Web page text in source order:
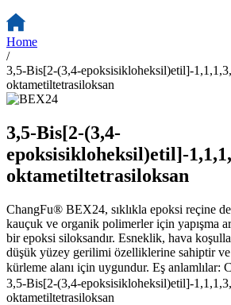
Home
/
3,5-Bis[2-(3,4-epoksisikloheksil)etil]-
oktametiltetrasiloksan
3,5-Bis[2-(3,4-
epoksisikloheksil)etil]-
oktametiltetrasiloksan
ChangFu® BEX24, sıklıkla epoksi reçine
kauçuk ve organik polimerler için yapışma
bir epoksi siloksandır. Esneklik, hava
düşük yüzey gerilimi özelliklerine sahiptir
kürleme alanı için uygundur. Eş anlamlılar:
3,5-Bis[2-(3,4-epoksisikloheksil)etil]-
oktametiltetrasiloksan